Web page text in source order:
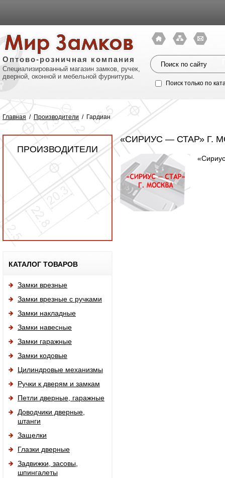
Оптово-розничная компания
Специализированный магазин замков, ручек,
дверной, оконной и мебельной фурнитуры.
Поиск только по
Главная / Производители / Гардиан
ПРОИЗВОДИТЕЛИ
КАТАЛОГ ТОВАРОВ
Замки врезные
Замки врезные с ручками
Замки накладные
Замки навесные
Замки гаражные
Замки кодовые
Цилиндровые механизмы
Ручки к дверям и замкам
Петли дверные, гаражные
Доводчики дверные,
штанги
Защелки
Глазки дверные
Задвижки, засовы,
шпингалеты
«СИРИУС — СТАР» Г.